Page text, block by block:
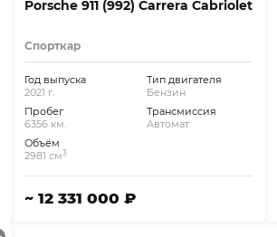
Porsche 911 (992) Carrera Cabriolet
Спорткар
Год выпуска
2021 г.
Пробег
6356 км.
Объём
2981 см3
Тип двигателя
Бензин
Трансмиссия
Автомат
~ 12 331 000 ₽